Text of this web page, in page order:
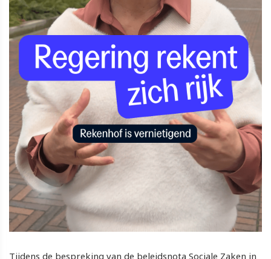
Tijdens de bespreking van de beleidsnota Sociale Zaken in